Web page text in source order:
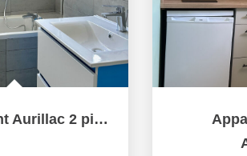
Appartement Aurillac 2 pièces 51.57 m2